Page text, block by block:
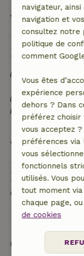
Voir tout
Durabilité
Hors réseau ou
renouvelable
Matériaux
Construit avec
naturels
Voir tout
Poser une
Contacte le
Envoyer un
navigateur,
navigation et
consultez notre
politique de
comment
Vous êtes
expérience
dehors ? Dans
préférez choisir
vous acceptez
préférences via
vous
fonctionnels
utilisés. Vous
tout moment
chaque page,
de cookies